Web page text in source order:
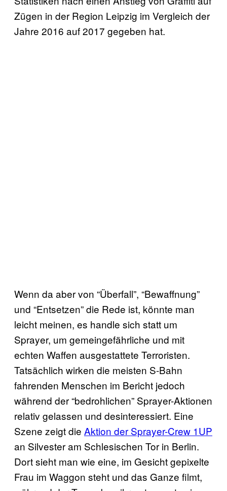
Zügen in der Region Leipzig im Vergleich der
Jahre 2016 auf 2017 gegeben hat.
Wenn da aber von “Überfall”, “Bewaffnung”
und “Entsetzen” die Rede ist, könnte man
leicht meinen, es handle sich statt um
Sprayer, um gemeingefährliche und mit
echten Waffen ausgestattete Terroristen.
Tatsächlich wirken die meisten S-Bahn
fahrenden Menschen im Bericht jedoch
während der “bedrohlichen” Sprayer-Aktionen
relativ gelassen und desinteressiert. Eine
Szene zeigt die Aktion der Sprayer-Crew 1UP
an Silvester am Schlesischen Tor in Berlin.
Dort sieht man wie eine, im Gesicht gepixelte
Frau im Waggon steht und das Ganze filmt,